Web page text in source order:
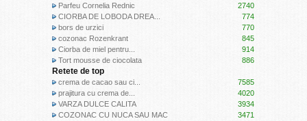
Parfeu Cornelia Rednic
2740
CIORBA DE LOBODA DREA...
774
bors de urzici
770
cozonac Rozenkrant
845
Ciorba de miel pentru...
914
Tort mousse de ciocolata
886
Retete de top
crema de cacao sau ci...
7585
prajitura cu crema de...
4020
VARZA DULCE CALITA
3934
COZONAC CU NUCA SAU MAC
3471